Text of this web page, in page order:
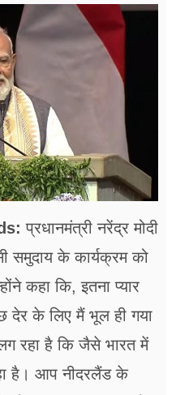
प्रधानमंत्री नरेंद्र मोदी
समुदाय के कार्यक्रम को
कहा कि, इतना प्यार
के लिए मैं भूल ही गया
रहा है कि जैसे भारत में
है। आप नीदरलैंड के